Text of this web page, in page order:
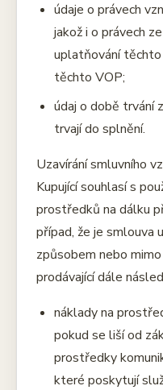
údaje o právech
jakož i o právech
uplatňování těchto
těchto VOP;
údaj o době trvání
trvají do splnění.
Uzavírání smluvního
Kupující souhlasí s
prostředků na dálku
případ, že je smlouva
způsobem nebo
prodávající dále
náklady na
pokud se liší od
prostředky
které poskytují